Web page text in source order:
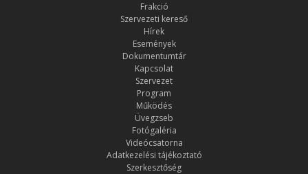
Frakció
Szervezeti kereső
Hírek
Események
Dokumentumtár
Kapcsolat
Szervezet
Program
Működés
Üvegzseb
Fotógaléria
Videócsatorna
Adatkezelési tájékoztató
Szerkesztőség